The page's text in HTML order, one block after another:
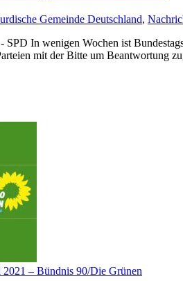
Gemeinde Deutschland,
In wenigen Wochen ist
mit der Bitte um Beantwortung
– Bündnis 90/Die Grünen